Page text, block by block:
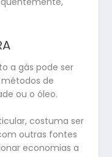
a gás pode ser
de
ou o óleo.
costuma ser
outras fontes
economias a